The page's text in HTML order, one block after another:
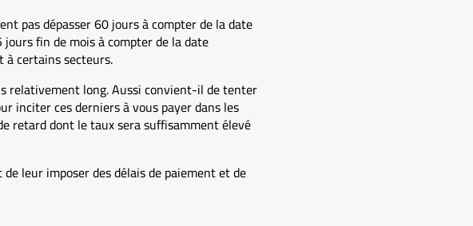
pas dépasser 60 jours à compter de la date
fin de mois à compter de la date
à certains secteurs.
relativement long. Aussi convient-il de tenter
inciter ces derniers à vous payer dans les
retard dont le taux sera suffisamment élevé
leur imposer des délais de paiement et de